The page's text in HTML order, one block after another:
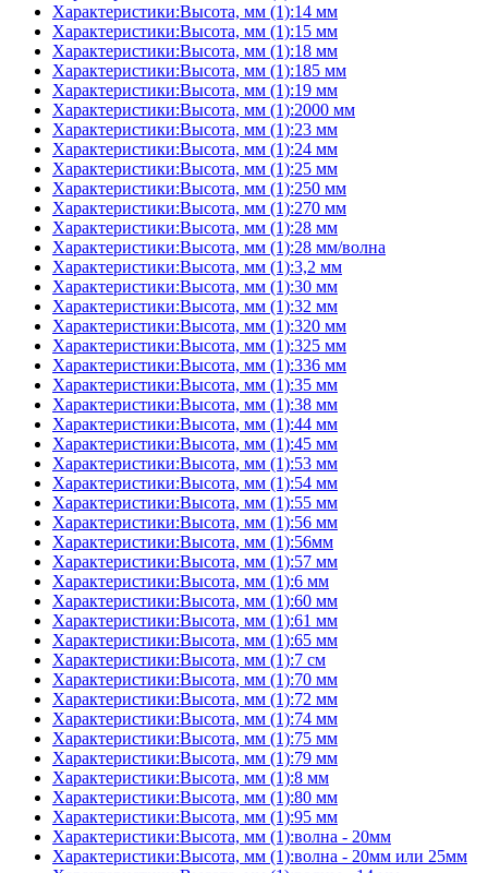
Характеристики:Высота, мм (1):14 мм
Характеристики:Высота, мм (1):15 мм
Характеристики:Высота, мм (1):18 мм
Характеристики:Высота, мм (1):185 мм
Характеристики:Высота, мм (1):19 мм
Характеристики:Высота, мм (1):2000 мм
Характеристики:Высота, мм (1):23 мм
Характеристики:Высота, мм (1):24 мм
Характеристики:Высота, мм (1):25 мм
Характеристики:Высота, мм (1):250 мм
Характеристики:Высота, мм (1):270 мм
Характеристики:Высота, мм (1):28 мм
Характеристики:Высота, мм (1):28 мм/волна
Характеристики:Высота, мм (1):3,2 мм
Характеристики:Высота, мм (1):30 мм
Характеристики:Высота, мм (1):32 мм
Характеристики:Высота, мм (1):320 мм
Характеристики:Высота, мм (1):325 мм
Характеристики:Высота, мм (1):336 мм
Характеристики:Высота, мм (1):35 мм
Характеристики:Высота, мм (1):38 мм
Характеристики:Высота, мм (1):44 мм
Характеристики:Высота, мм (1):45 мм
Характеристики:Высота, мм (1):53 мм
Характеристики:Высота, мм (1):54 мм
Характеристики:Высота, мм (1):55 мм
Характеристики:Высота, мм (1):56 мм
Характеристики:Высота, мм (1):56мм
Характеристики:Высота, мм (1):57 мм
Характеристики:Высота, мм (1):6 мм
Характеристики:Высота, мм (1):60 мм
Характеристики:Высота, мм (1):61 мм
Характеристики:Высота, мм (1):65 мм
Характеристики:Высота, мм (1):7 см
Характеристики:Высота, мм (1):70 мм
Характеристики:Высота, мм (1):72 мм
Характеристики:Высота, мм (1):74 мм
Характеристики:Высота, мм (1):75 мм
Характеристики:Высота, мм (1):79 мм
Характеристики:Высота, мм (1):8 мм
Характеристики:Высота, мм (1):80 мм
Характеристики:Высота, мм (1):95 мм
Характеристики:Высота, мм (1):волна - 20мм
Характеристики:Высота, мм (1):волна - 20мм или 25мм